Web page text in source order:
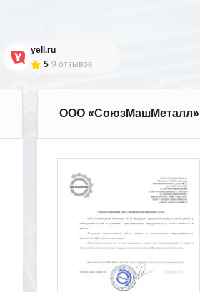
yell.ru
5 9 отзывов
ООО «СоюзМашМеталл»